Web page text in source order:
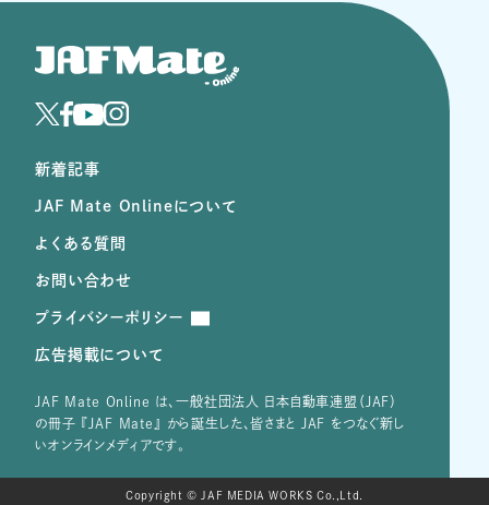
新着記事
JAF Mate Onlineについて
よくある質問
お問い合わせ
プライバシーポリシー
広告掲載について
JAF Mate Online は、⼀般社団法⼈ ⽇本⾃動⾞連盟（JAF）
の冊子 『JAF Mate』 から誕⽣した、皆さまと JAF をつなぐ新し
いオンラインメディアです。
Copyright © JAF MEDIA WORKS Co.,Ltd.